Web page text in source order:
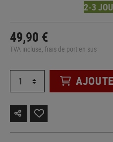
2-3
49,90 €
TVA incluse, frais de port en sus